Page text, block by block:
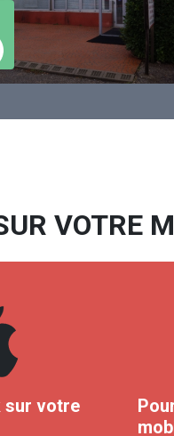
VOTRE
sur votre